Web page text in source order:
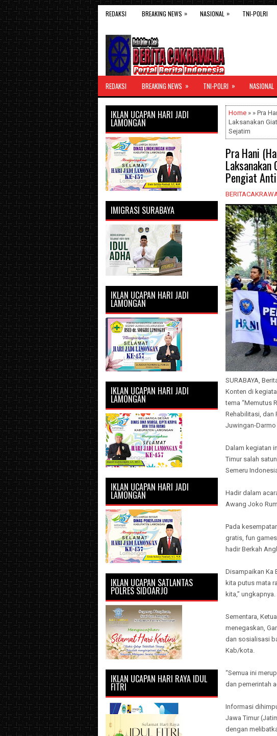
REDAKSI BREAKING NEWS » NASIONAL » TNI-POLRI
REDAKSI BREAKING NEWS » TNI-POLRI » NASIONAL
Home » » Pra
Laksanakan
Sejatim
Pra Hani
Pengiat
SURABAYA,
Konten di
tema “Memutus
Rehabilitasi, dan
Juwingan-
Dalam kegiatan
Timur salah
Semeru
Hadir dalam
Awang Joko
Pada
gratis, fun
hadir Berkah
Disampaikan Ka
kita putus mata
kita,” ungkapnya.
Sementara,
menegaskan,
dan sosialisasi
Kab/kota.
“Semua ini
dan pemerintah
Informasi
Jawa Timur
dengan
IKLAN UCAPAN HARI JADI
LAMONGAN
IMIGRASI SURABAYA
IKLAN UCAPAN HARI JADI
LAMONGAN
IKLAN UCAPAN HARI JADI
LAMONGAN
IKLAN UCAPAN HARI JADI
LAMONGAN
IKLAN UCAPAN SATLANTAS
POLRES SIDOARJO
IKLAN UCAPAN HARI RAYA IDUL
FITRI